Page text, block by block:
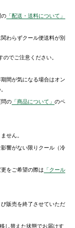
の 「配送・送料について」
わらずクール便送料が別
でご注意ください。
間が気になる場合はオン
問の 「商品について」のペ
せん。
響がない限りクール（冷
をご希望の際は 「クール
販売を終了させていただ
し替えた状態でお届けす